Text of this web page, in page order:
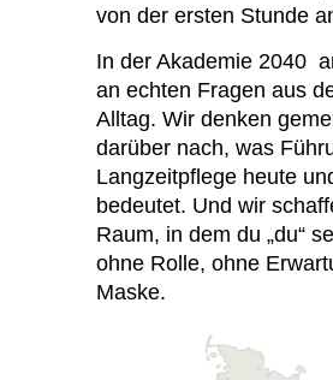
von der ersten Stunde
In der Akademie 2040
an echten Fragen aus
Alltag. Wir denken
darüber nach, was
Langzeitpflege heute
bedeutet. Und wir
Raum, in dem du „du“
ohne Rolle, ohne
Maske.